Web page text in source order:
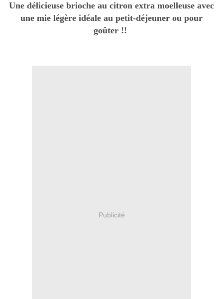
Une délicieuse brioche au citron extra moelleuse avec
une mie légère idéale au petit-déjeuner ou pour
goûter !!
Publicité